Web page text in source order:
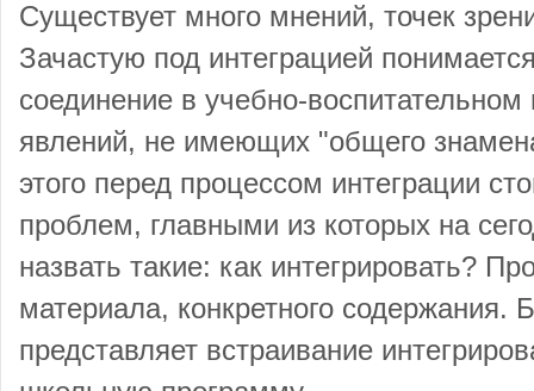
Существует много мнений, точек
Зачастую под интеграцией
соединение в учебно-
явлений, не имеющих "общего
этого перед процессом интеграции
проблем, главными из которых на
назвать такие: как интегрировать?
материала, конкретного содержания.
представляет встраивание